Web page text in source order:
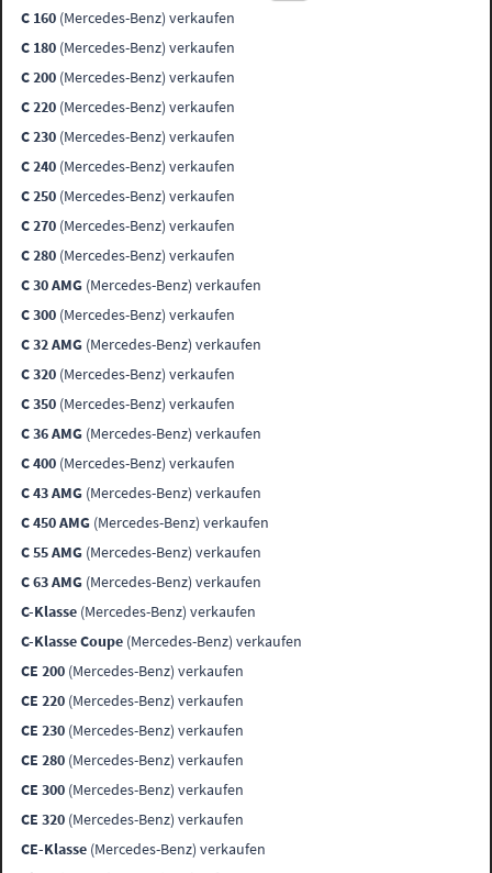
C 160 (Mercedes-Benz) verkaufen
C 180 (Mercedes-Benz) verkaufen
C 200 (Mercedes-Benz) verkaufen
C 220 (Mercedes-Benz) verkaufen
C 230 (Mercedes-Benz) verkaufen
C 240 (Mercedes-Benz) verkaufen
C 250 (Mercedes-Benz) verkaufen
C 270 (Mercedes-Benz) verkaufen
C 280 (Mercedes-Benz) verkaufen
C 30 AMG (Mercedes-Benz) verkaufen
C 300 (Mercedes-Benz) verkaufen
C 32 AMG (Mercedes-Benz) verkaufen
C 320 (Mercedes-Benz) verkaufen
C 350 (Mercedes-Benz) verkaufen
C 36 AMG (Mercedes-Benz) verkaufen
C 400 (Mercedes-Benz) verkaufen
C 43 AMG (Mercedes-Benz) verkaufen
C 450 AMG (Mercedes-Benz) verkaufen
C 55 AMG (Mercedes-Benz) verkaufen
C 63 AMG (Mercedes-Benz) verkaufen
C-Klasse (Mercedes-Benz) verkaufen
C-Klasse Coupe (Mercedes-Benz) verkaufen
CE 200 (Mercedes-Benz) verkaufen
CE 220 (Mercedes-Benz) verkaufen
CE 230 (Mercedes-Benz) verkaufen
CE 280 (Mercedes-Benz) verkaufen
CE 300 (Mercedes-Benz) verkaufen
CE 320 (Mercedes-Benz) verkaufen
CE-Klasse (Mercedes-Benz) verkaufen